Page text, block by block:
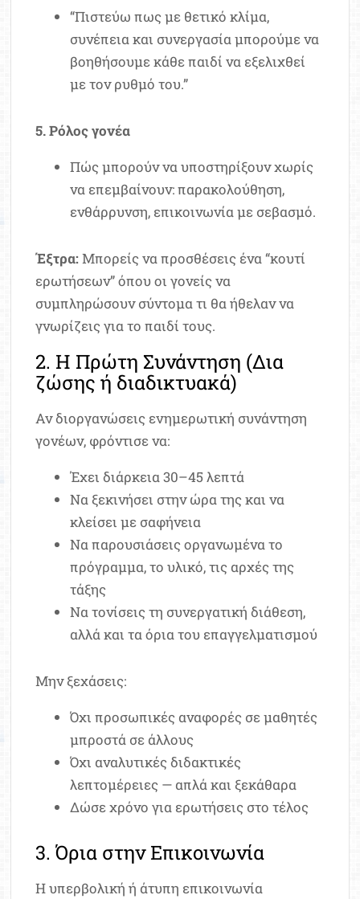
“Πιστεύω πως με θετικό κλίμα,
συνέπεια και συνεργασία μπορούμε να
βοηθήσουμε κάθε παιδί να εξελιχθεί
με τον ρυθμό του.”
5. Ρόλος γονέα
Πώς μπορούν να υποστηρίξουν χωρίς
να επεμβαίνουν: παρακολούθηση,
ενθάρρυνση, επικοινωνία με σεβασμό.
Έξτρα:Μπορείς να προσθέσεις ένα “κουτί
ερωτήσεων” όπου οι γονείς να
συμπληρώσουν σύντομα τι θα ήθελαν να
γνωρίζεις για το παιδί τους.
2. Η Πρώτη Συνάντηση (Δια
ζώσης ή διαδικτυακά)
Αν διοργανώσεις ενημερωτική συνάντηση
γονέων, φρόντισε να:
Έχει διάρκεια 30–45 λεπτά
Να ξεκινήσει στην ώρα της και να
κλείσει με σαφήνεια
Να παρουσιάσεις οργανωμένα το
πρόγραμμα, το υλικό, τις αρχές της
τάξης
Να τονίσεις τη συνεργατική διάθεση,
αλλά και τα όρια του επαγγελματισμού
Μην ξεχάσεις:
Όχι προσωπικές αναφορές σε μαθητές
μπροστά σε άλλους
Όχι αναλυτικές διδακτικές
λεπτομέρειες — απλά και ξεκάθαρα
Δώσε χρόνο για ερωτήσεις στο τέλος
3. Όρια στην Επικοινωνία
Η υπερβολική ή άτυπη επικοινωνία